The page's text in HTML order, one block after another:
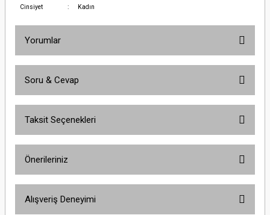
Cinsiyet : Kadın
Yorumlar
Soru & Cevap
Taksit Seçenekleri
Önerileriniz
yetersiz gördüğünüz noktaları öneri formunu kullanarak tarafımıza
Alışveriş Deneyimi